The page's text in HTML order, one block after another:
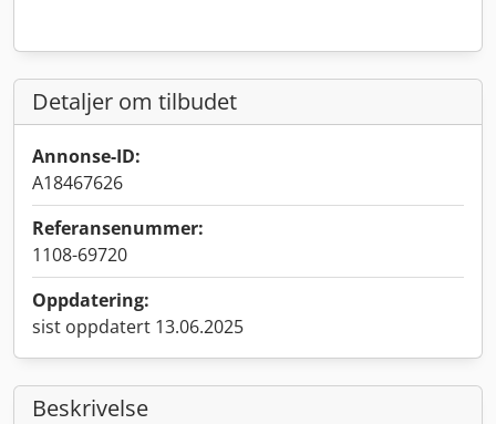
Detaljer om tilbudet
Annonse-ID:
A18467626
Referansenummer:
1108-69720
Oppdatering:
sist oppdatert 13.06.2025
Beskrivelse